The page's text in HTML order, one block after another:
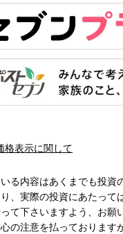
格表示に関して
る内容はあくまでも投資
、実際の投資にあたって
て下さいますよう、お願
の注意を払っております